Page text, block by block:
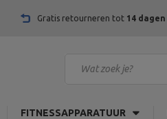
Gratis retourneren tot 14 dagen
FITNESSAPPARATUUR